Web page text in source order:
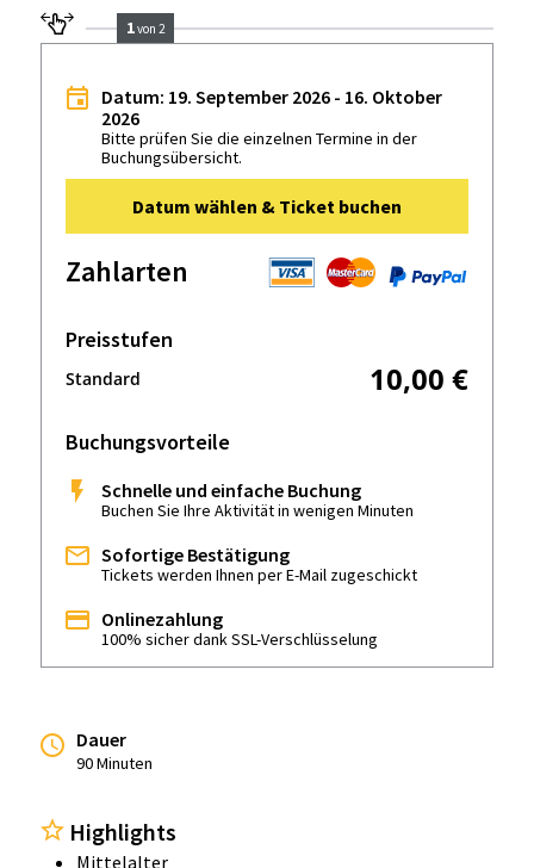
1von 2
Datum: 19. September 2026 - 16. Oktober
2026
Bitte prüfen Sie die einzelnen Termine in der
Buchungsübersicht.
Datum wählen & Ticket buchen
Zahlarten
Preisstufen
Standard 10,00 €
Buchungsvorteile
Schnelle und einfache Buchung
Buchen Sie Ihre Aktivität in wenigen Minuten
Sofortige Bestätigung
Tickets werden Ihnen per E-Mail zugeschickt
Onlinezahlung
100% sicher dank SSL-Verschlüsselung
Dauer
90 Minuten
Highlights
Mittelalter